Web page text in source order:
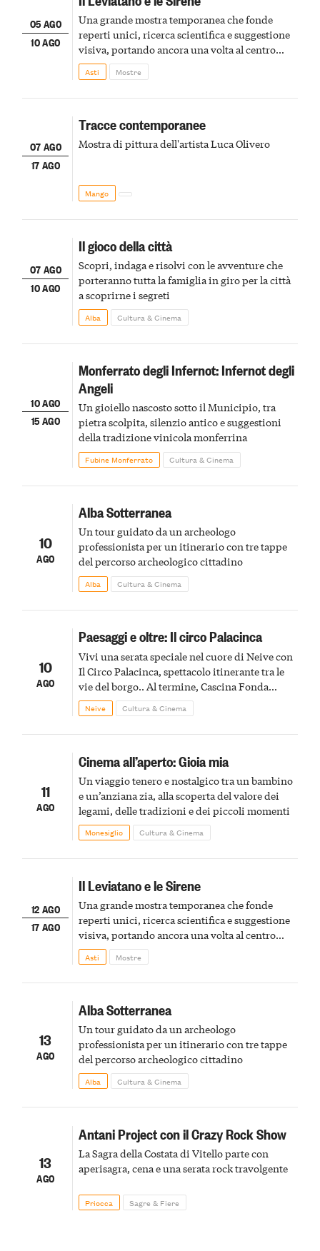
05 AGO
10 AGO
Una grande mostra temporanea che fonde
reperti unici, ricerca scientifica e suggestione
visiva, portando ancora una volta al centro
della scena le meraviglie del passato astigiano
Asti Mostre
07 AGO
17 AGO
Tracce contemporanee
Mostra di pittura dell'artista Luca Olivero
Mango
07 AGO
10 AGO
Il gioco della città
Scopri, indaga e risolvi con le avventure che
porteranno tutta la famiglia in giro per la città
a scoprirne i segreti
Alba Cultura & Cinema
10 AGO
15 AGO
Monferrato degli Infernot: Infernot degli
Angeli
Un gioiello nascosto sotto il Municipio, tra
pietra scolpita, silenzio antico e suggestioni
della tradizione vinicola monferrina
Fubine Monferrato Cultura & Cinema
10
AGO
Alba Sotterranea
Un tour guidato da un archeologo
professionista per un itinerario con tre tappe
del percorso archeologico cittadino
Alba Cultura & Cinema
10
AGO
Paesaggi e oltre: Il circo Palacinca
Vivi una serata speciale nel cuore di Neive con
Il Circo Palacinca, spettacolo itinerante tra le
vie del borgo.. Al termine, Cascina Fonda
Winery offrirà una degustazione di due
spumanti.
Neive Cultura & Cinema
11
AGO
Cinema all’aperto: Gioia mia
Un viaggio tenero e nostalgico tra un bambino
e un’anziana zia, alla scoperta del valore dei
legami, delle tradizioni e dei piccoli momenti
Monesiglio Cultura & Cinema
12 AGO
17 AGO
Il Leviatano e le Sirene
Una grande mostra temporanea che fonde
reperti unici, ricerca scientifica e suggestione
visiva, portando ancora una volta al centro
della scena le meraviglie del passato astigiano
Asti Mostre
13
AGO
Alba Sotterranea
Un tour guidato da un archeologo
professionista per un itinerario con tre tappe
del percorso archeologico cittadino
Alba Cultura & Cinema
13
AGO
Antani Project con il Crazy Rock Show
La Sagra della Costata di Vitello parte con
aperisagra, cena e una serata rock travolgente
Priocca Sagre & Fiere